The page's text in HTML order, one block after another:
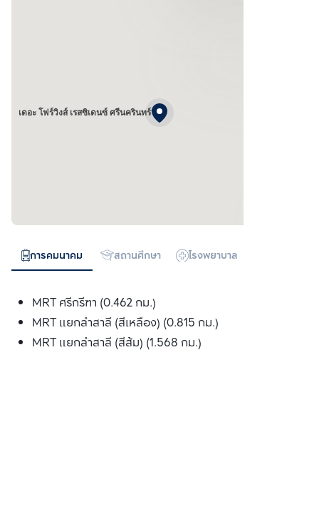
เดอะ โฟร์วิงส์ เรสซิเดนซ์ ศรีนครินทร์
การคมนาคม สถานศึกษา โรงพยาบาล
MRT ศรีกรีฑา (0.462 กม.)
MRT แยกลำสาลี (สีเหลือง) (0.815 กม.)
MRT แยกลำสาลี (สีส้ม) (1.568 กม.)